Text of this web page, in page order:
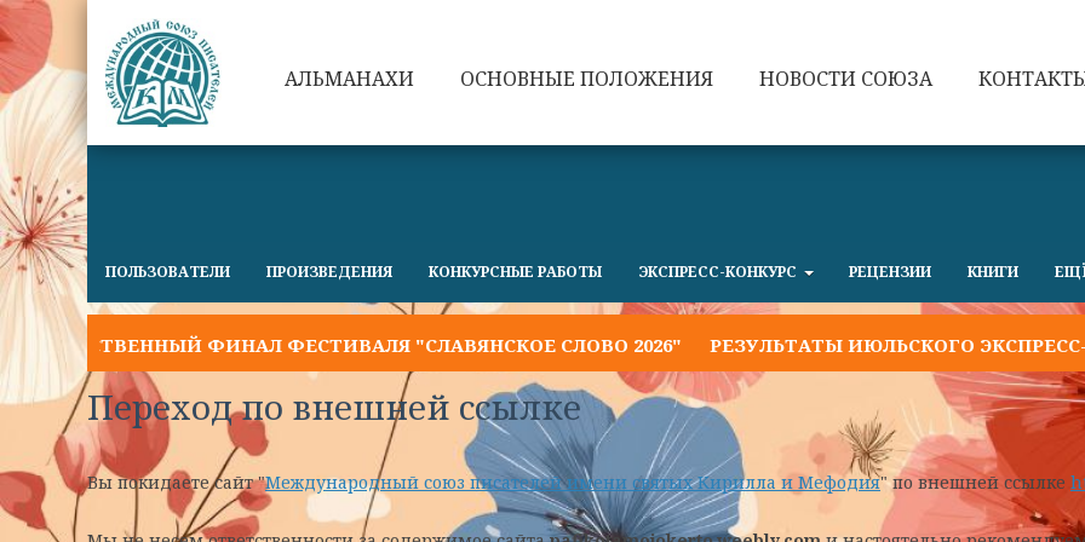
АЛЬМАНАХИ ОСНОВНЫЕ ПОЛОЖЕНИЯ НОВОСТИ СОЮЗА
ПОЛЬЗОВАТЕЛИ ПРОИЗВЕДЕНИЯ КОНКУРСНЫЕ РАБОТЫ ЭКСПРЕСС-КОНКУРС РЕЦЕНЗИИ КНИГИ
ФИНАЛ ФЕСТИВАЛЯ "СЛАВЯНСКОЕ СЛОВО 2026" РЕЗУЛЬТАТЫ ИЮЛЬСКОГО ЭКСПРЕСС-
Переход по внешней ссылке
Вы покидаете сайт "Международный союз писателей имени святых Кирилла и Мефодия" по внешней ссылке